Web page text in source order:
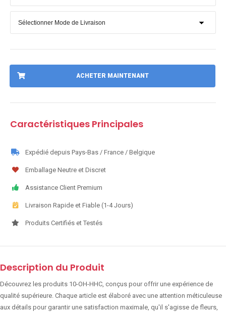
ACHETER MAINTENANT
Caractéristiques Principales
Expédié depuis Pays-Bas / France / Belgique
Emballage Neutre et Discret
Assistance Client Premium
Livraison Rapide et Fiable (1-4 Jours)
Produits Certifiés et Testés
Description du Produit
Découvrez les produits 10-OH-HHC, conçus pour offrir une expérience de
qualité supérieure. Chaque article est élaboré avec une attention méticuleuse
aux détails pour garantir une satisfaction maximale, qu'il s'agisse de fleurs,